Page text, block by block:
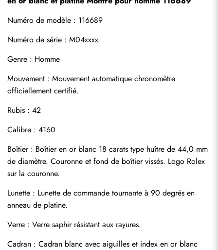
Numéro de modèle : 116689
Numéro de série : M04xxxx
Genre : Homme
Mouvement : Mouvement automatique chronomètre
officiellement certifié.
Rubis : 42
Calibre : 4160
Boîtier : Boîtier en or blanc 18 carats type huître de 44,0 mm
de diamètre. Couronne et fond de boîtier vissés. Logo Rolex
sur la couronne.
Lunette : Lunette de commande tournante à 90 degrés en
anneau de platine.
Verre : Verre saphir résistant aux rayures.
Cadran : Cadran blanc avec aiguilles et index en or blanc
S'abonner